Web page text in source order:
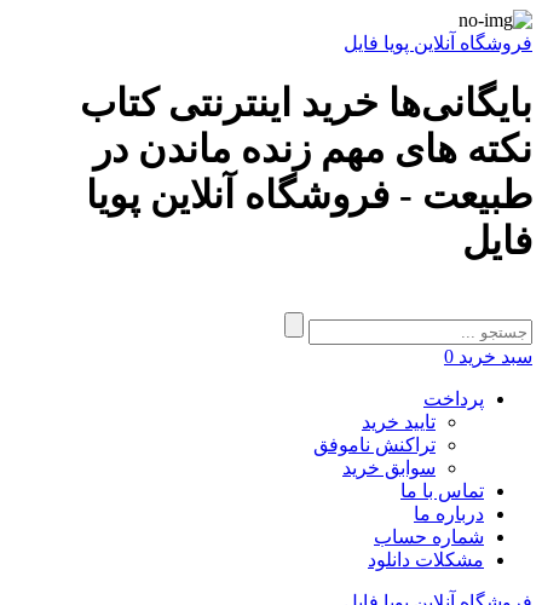
فروشگاه آنلاین پویا فایل
بایگانی‌ها خرید اینترنتی کتاب
نکته های مهم زنده ماندن در
طبیعت - فروشگاه آنلاین پویا
فایل
سبد خرید 0
پرداخت
تایید خرید
تراکنش ناموفق
سوابق خرید
تماس با ما
درباره ما
شماره حساب
مشکلات دانلود